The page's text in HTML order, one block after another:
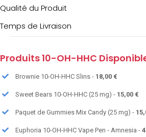
Qualité du Produit
Temps de Livraison
Produits 10-OH-HHC
Brownie 10-OH-HHC Slins - 18,00 €
Sweet Bears 10-OH-HHC (25 mg) - 15,00 €
Paquet de Gummies Mix Candy (25 mg) -
Euphoria 10-OH-HHC Vape Pen - Amnesia -